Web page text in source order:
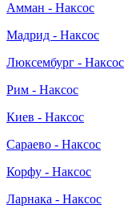
Амман - Наксос
Мадрид - Наксос
Люксембург - Наксос
Рим - Наксос
Киев - Наксос
Сараево - Наксос
Корфу - Наксос
Ларнака - Наксос